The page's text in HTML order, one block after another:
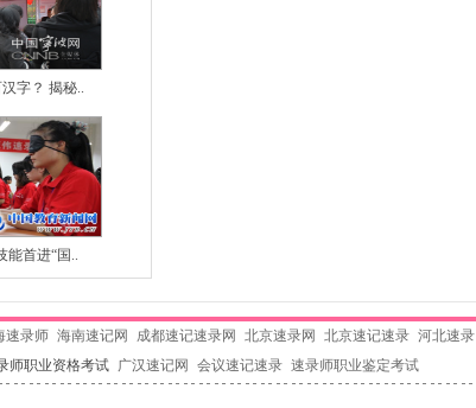
字？ 揭秘..
能首进“国..
速录师 海南速记网 成都速记速录网 北京速录网 北京速记速录 河北速录
师职业资格考试 广汉速记网 会议速记速录 速录师职业鉴定考试